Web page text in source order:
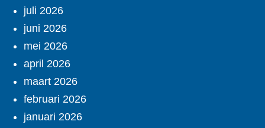
juli 2026
juni 2026
mei 2026
april 2026
maart 2026
februari 2026
januari 2026